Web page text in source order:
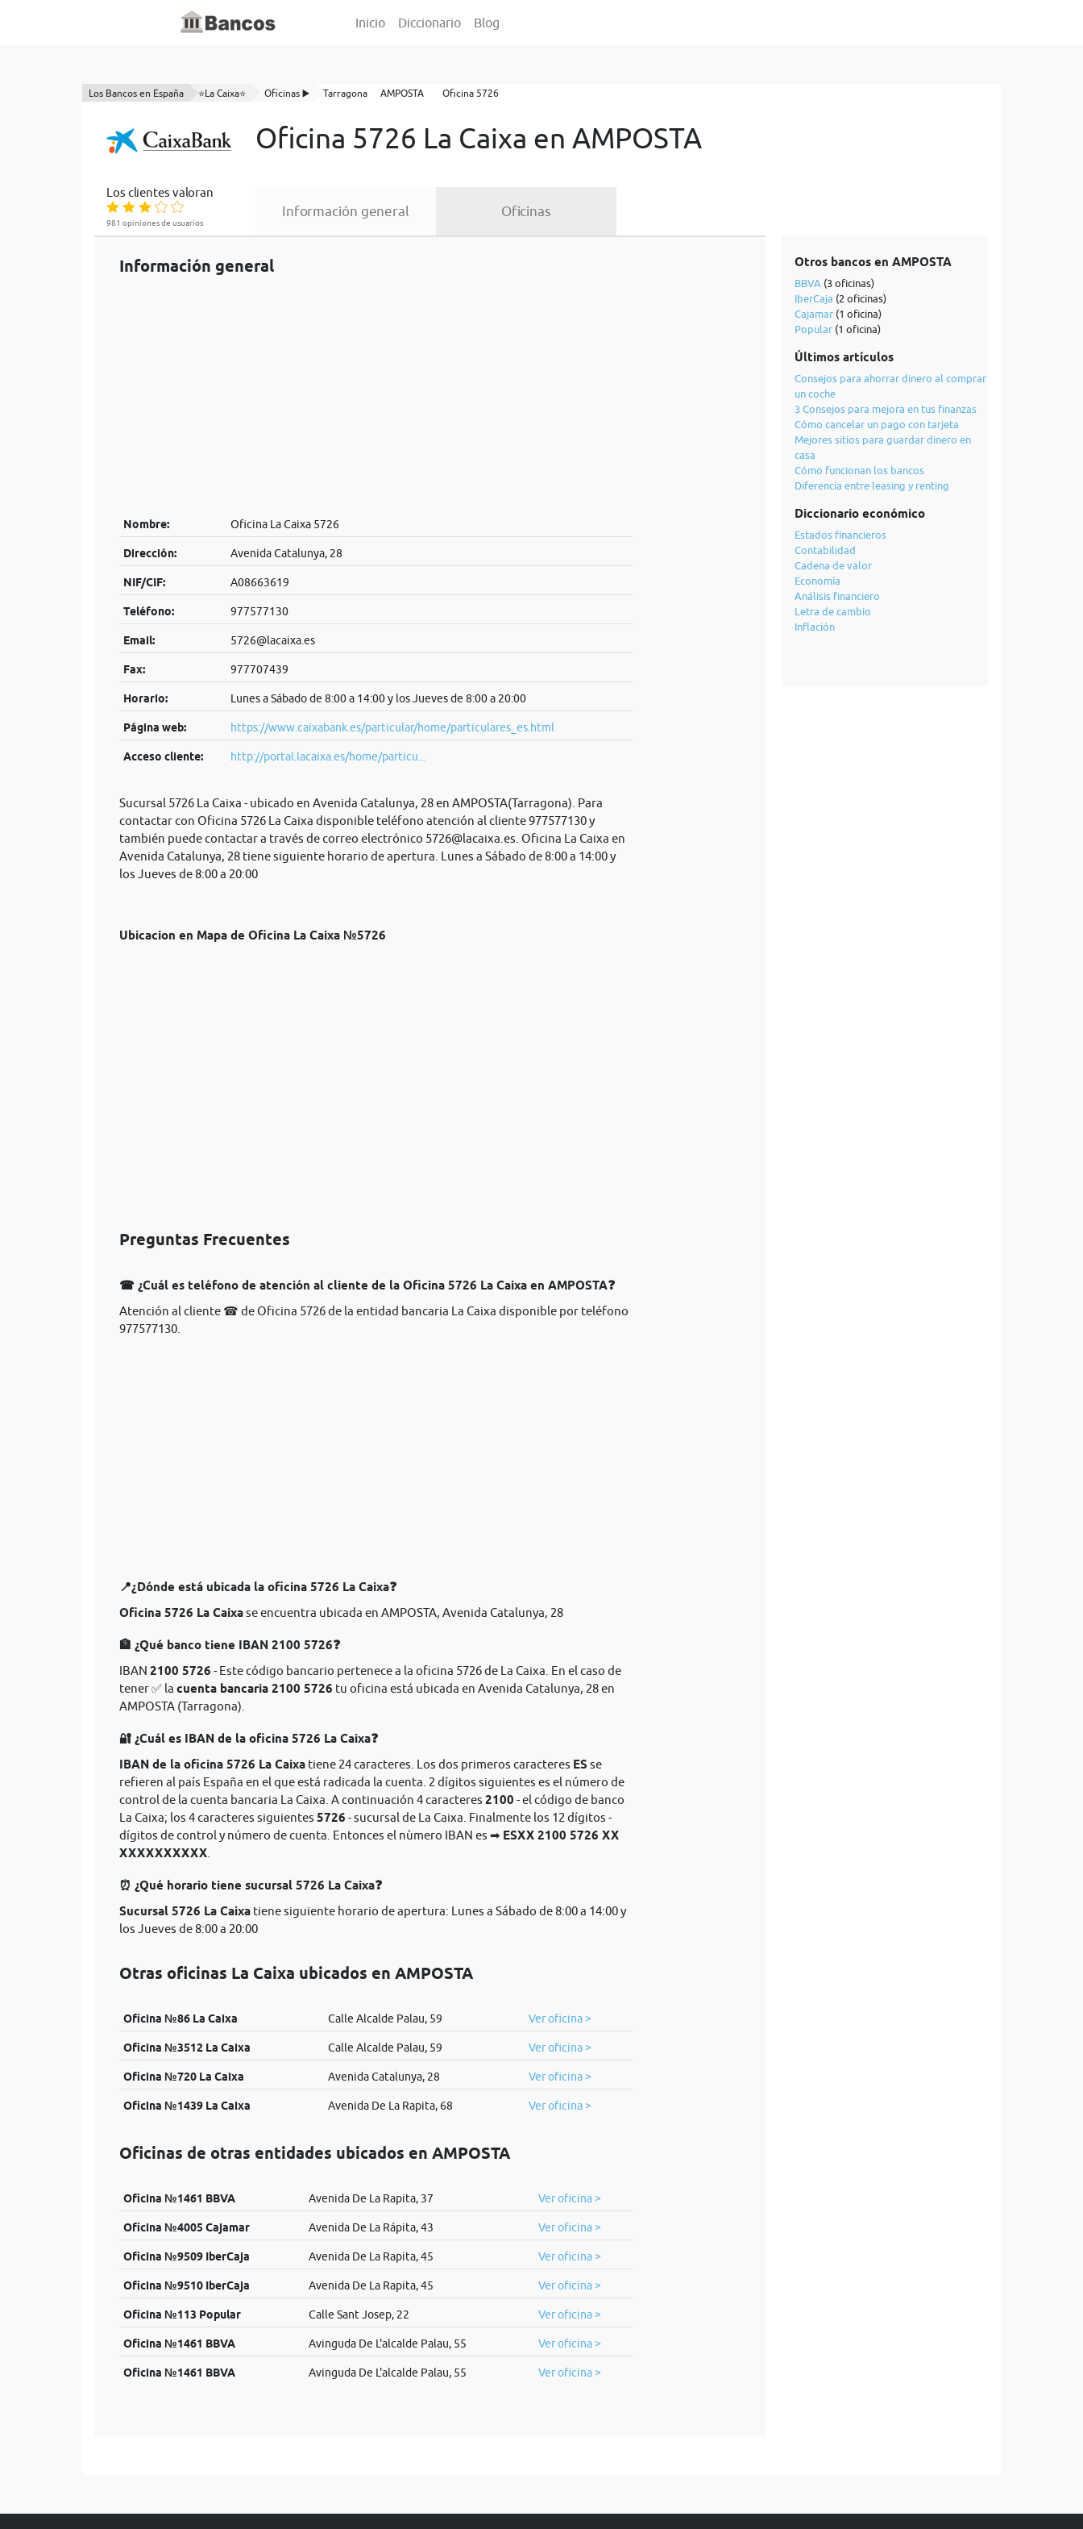
Inicio Diccionario Blog
Los Bancos en España ⭐La Caixa⭐ Oficinas ▶️ Tarragona AMPOSTA Oficina 5726
Oficina 5726 La Caixa en AMPOSTA
Los clientes valoran
981 opiniones de usuarios
Información general Oficinas
Información general
Nombre: Oficina La Caixa 5726
Dirección: Avenida Catalunya, 28
NIF/CIF: A08663619
Teléfono: 977577130
Email: 5726@lacaixa.es
Fax: 977707439
Horario: Lunes a Sábado de 8:00 a 14:00 y los Jueves de 8:00 a 20:00
Página web: https://www.caixabank.es/particular/home/particulares_es.html
Acceso cliente: http://portal.lacaixa.es/home/particu...
Sucursal 5726 La Caixa - ubicado en Avenida Catalunya, 28 en AMPOSTA(Tarragona). Para
contactar con Oficina 5726 La Caixa disponible teléfono atención al cliente 977577130 y
también puede contactar a través de correo electrónico 5726@lacaixa.es . Oficina La Caixa en
Avenida Catalunya, 28 tiene siguiente horario de apertura. Lunes a Sábado de 8:00 a 14:00 y
los Jueves de 8:00 a 20:00
Ubicacion en Mapa de Oficina La Caixa №5726
Preguntas Frecuentes
☎ ¿Cuál es teléfono de atención al cliente de la Oficina 5726 La Caixa en AMPOSTA❓
Atención al cliente ☎ de Oficina 5726 de la entidad bancaria La Caixa disponible por teléfono
977577130.
📍¿Dónde está ubicada la oficina 5726 La Caixa❓
Oficina 5726 La Caixase encuentra ubicada en AMPOSTA, Avenida Catalunya, 28
🏦 ¿Qué banco tiene IBAN 2100 5726❓
IBAN 2100 5726 - Este código bancario pertenece a la oficina 5726 de La Caixa. En el caso de
tener ✅ la cuenta bancaria 2100 5726 tu oficina está ubicada en Avenida Catalunya, 28 en
AMPOSTA (Tarragona).
🔐 ¿Cuál es IBAN de la oficina 5726 La Caixa❓
IBAN de la oficina 5726 La Caixa tiene 24 caracteres. Los dos primeros caracteres ES se
refieren al país España en el que está radicada la cuenta. 2 dígitos siguientes es el número de
control de la cuenta bancaria La Caixa. A continuación 4 caracteres 2100 - el código de banco
La Caixa; los 4 caracteres siguientes 5726 - sucursal de La Caixa. Finalmente los 12 dígitos -
dígitos de control y número de cuenta. Entonces el nùmero IBAN es ➡ ESXX 2100 5726 XX
XXXXXXXXXX
⏰ ¿Qué horario tiene sucursal 5726 La Caixa❓
Sucursal 5726 La Caixa tiene siguiente horario de apertura: Lunes a Sábado de 8:00 a 14:00 y
los Jueves de 8:00 a 20:00
Otras oficinas La Caixa ubicados en AMPOSTA
Oficina №86 La Caixa Calle Alcalde Palau, 59 Ver oficina >
Oficina №3512 La Caixa Calle Alcalde Palau, 59 Ver oficina >
Oficina №720 La Caixa Avenida Catalunya, 28 Ver oficina >
Oficina №1439 La Caixa Avenida De La Rapita, 68 Ver oficina >
Oficinas de otras entidades ubicados en AMPOSTA
Oficina №1461 BBVA Avenida De La Rapita, 37 Ver oficina >
Oficina №4005 Cajamar Avenida De La Rápita, 43 Ver oficina >
Oficina №9509 IberCaja Avenida De La Rapita, 45 Ver oficina >
Oficina №9510 IberCaja Avenida De La Rapita, 45 Ver oficina >
Oficina №113 Popular Calle Sant Josep, 22 Ver oficina >
Oficina №1461 BBVA Avinguda De L'alcalde Palau, 55 Ver oficina >
Oficina №1461 BBVA Avinguda De L'alcalde Palau, 55 Ver oficina >
Otros bancos en AMPOSTA
BBVA (3 oficinas)
IberCaja (2 oficinas)
Cajamar(1 oficina)
Popular(1 oficina)
Últimos artículos
Consejos para ahorrar dinero al comprar
un coche
3 Consejos para mejora en tus finanzas
Cómo cancelar un pago con tarjeta
Mejores sitios para guardar dinero en
casa
Cómo funcionan los bancos
Diferencia entre leasing y renting
Diccionario económico
Estados financieros
Contabilidad
Cadena de valor
Economía
Análisis financiero
Letra de cambio
Inflación